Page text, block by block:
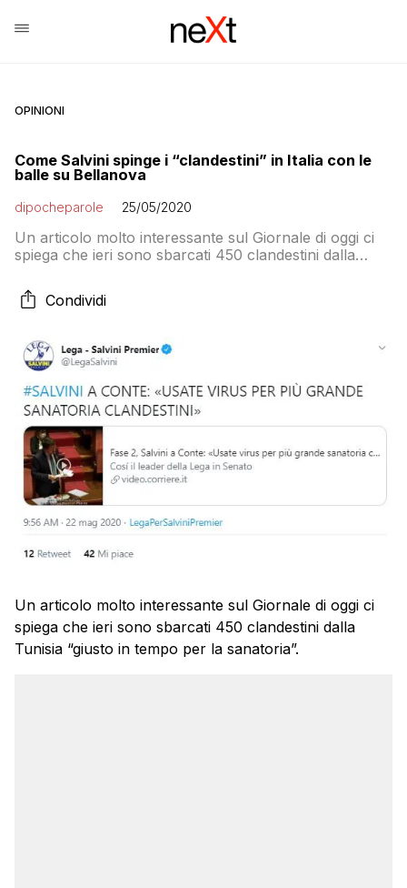
OPINIONI
Come Salvini spinge i “clandestini” in Italia con le
balle su Bellanova
dipocheparole 25/05/2020
Un articolo molto interessante sul Giornale di oggi ci
spiega che ieri sono sbarcati 450 clandestini dalla
del ministro Teresa Bellanova ci riportano dritta in
casa l’invasione di migranti. Ieri ne sono arrivati altri
nell’Agrigentino. Ma anche a Lampedusa […]
Condividi
Un articolo molto interessante sul Giornale di oggi ci
spiega che ieri sono sbarcati 450 clandestini dalla
Tunisia “giusto in tempo per la sanatoria”.